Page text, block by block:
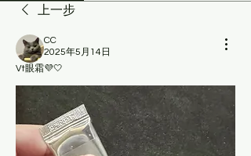
上一步
CC
2025年5月14日
Vt眼霜💜🤍